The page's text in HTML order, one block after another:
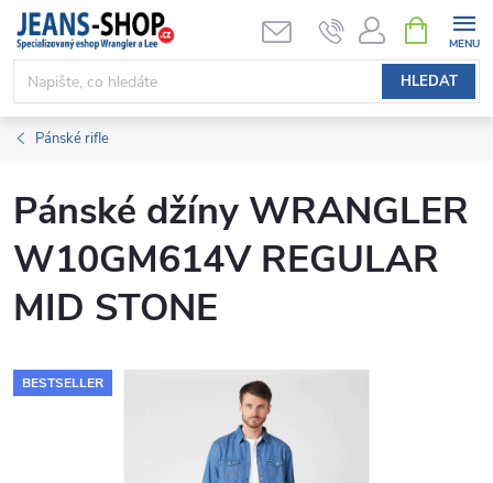
Přejít
obsah
HLEDAT
NÁKUPNÍ
KOŠÍK
Pánské rifle
Pánské džíny WRANGLER
W10GM614V REGULAR
MID STONE
BESTSELLER